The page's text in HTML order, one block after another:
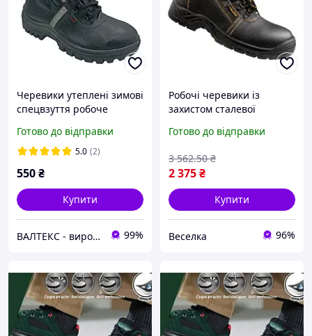
Черевики утеплені зимові
спецвзуття робоче
Готово до відправки
5.0 (2)
550₴
Купити
ВАЛТЕКС - виробник спецвзуття та спецодягу 99%
Робочі черевики із
захистом сталевої
професіоналів у
виробництві FLAME
Готово до відправки
2 375₴
3 562.50 ₴
Купити
Веселка 96%